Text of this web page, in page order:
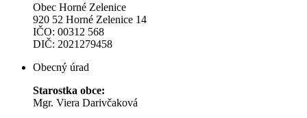
Obec Horné Zelenice
920 52 Horné Zelenice 14
IČO: 00312 568
DIČ: 2021279458
Obecný úrad
Starostka obce:
Mgr. Viera Darivčaková